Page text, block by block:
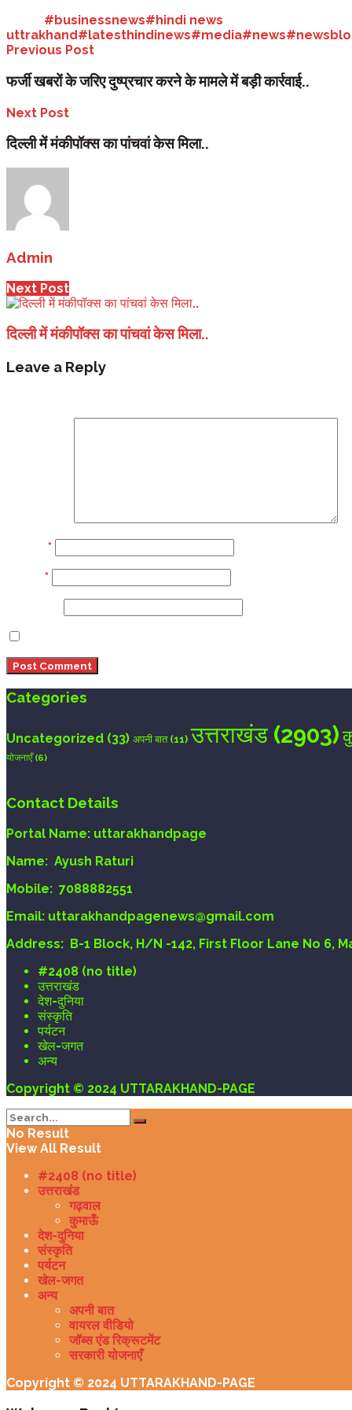
#businessnews#hindi news
uttrakhand#latesthindinews#media#news
Previous Post
फर्जी खबरों के जरिए दुष्प्रचार करने के मामले में बड़ी कार्रवाई..
Next Post
दिल्ली में मंकीपॉक्स का पांचवां केस मिला..
Admin
Next Post
दिल्ली में मंकीपॉक्स का पांचवां केस मिला..
Leave a Reply
*
*
Categories
Uncategorized (33) अपनी बात(11) उत्तराखंड (2903)
योजनाएँ(6)
Contact Details
Portal Name: uttarakhandpage
Name: Ayush Raturi
Mobile: 7088882551
Email: uttarakhandpagenews@gmail.com
Address: B-1 Block, H/N -142, First Floor Lane No 6,
#2408 (no title)
उत्तराखंड
देश-दुनिया
संस्कृति
पर्यटन
खेल-जगत
अन्य
Copyright © 2024 UTTARAKHAND-PAGE
No Result
View All Result
#2408 (no title)
उत्तराखंड
गढ़वाल
कुमाऊँ
देश-दुनिया
संस्कृति
पर्यटन
खेल-जगत
अन्य
अपनी बात
वायरल वीडियो
जॉब्स एंड रिक्रूटमेंट
सरकारी योजनाएँ
Copyright © 2024 UTTARAKHAND-PAGE